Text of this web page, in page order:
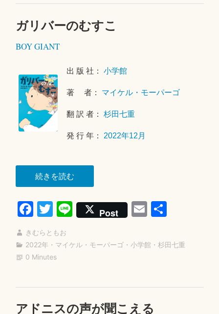
ガリバーのむすこ
BOY GIANT
出 版 社：小学館
著 者： マイケル・モーパーゴ
翻 訳 者：杉田七重
発 行 年： 2022年12月
続きを読む“ガ
リ
バ
ー
む
Fa
ce
bo
ok
T
wi
tte
r
Li
ne
Post E
m
ail
共
きむらともお
2022年 ・ マイケル・モーパーゴ・ 小学館・ 杉田七重
0 Minutes
アドニスの声が聞こえる